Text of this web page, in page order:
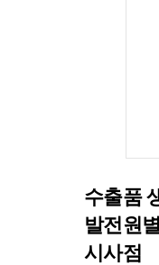
수출품
발전원
시사점